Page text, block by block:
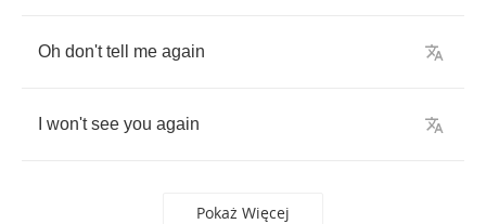
Oh don't tell me again
won't see you again
Pokaż Więcej